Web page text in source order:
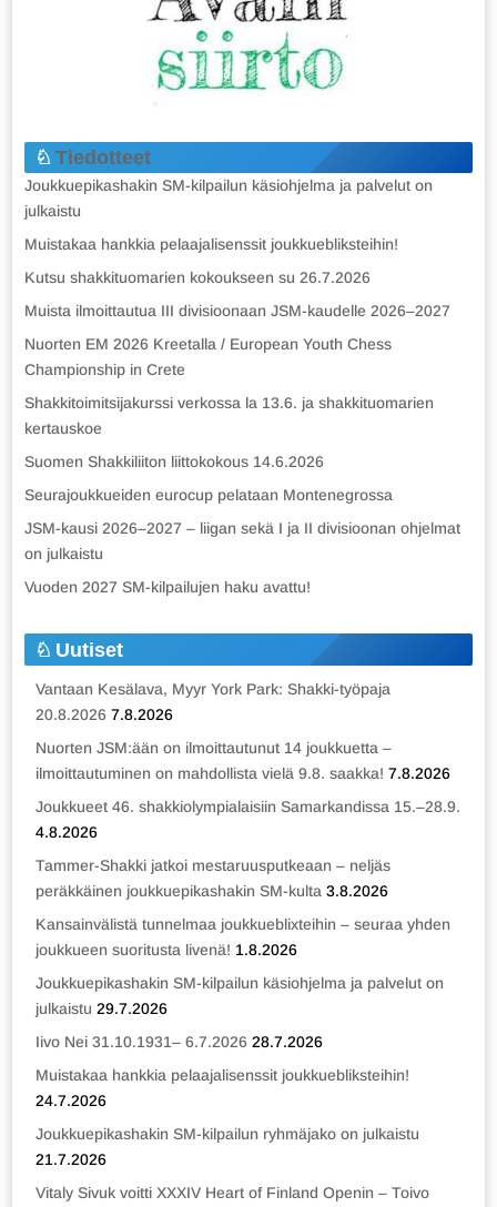
Tiedotteet
Joukkuepikashakin SM-kilpailun käsiohjelma ja palvelut on
julkaistu
Muistakaa hankkia pelaajalisenssit joukkuebliksteihin!
Kutsu shakkituomarien kokoukseen su 26.7.2026
Muista ilmoittautua III divisioonaan JSM-kaudelle 2026–2027
Nuorten EM 2026 Kreetalla / European Youth Chess
Championship in Crete
Shakkitoimitsijakurssi verkossa la 13.6. ja shakkituomarien
kertauskoe
Suomen Shakkiliiton liittokokous 14.6.2026
Seurajoukkueiden eurocup pelataan Montenegrossa
JSM-kausi 2026–2027 – liigan sekä I ja II divisioonan ohjelmat
on julkaistu
Vuoden 2027 SM-kilpailujen haku avattu!
Uutiset
Vantaan Kesälava, Myyr York Park: Shakki-työpaja
20.8.2026 7.8.2026
Nuorten JSM:ään on ilmoittautunut 14 joukkuetta –
ilmoittautuminen on mahdollista vielä 9.8. saakka! 7.8.2026
Joukkueet 46. shakkiolympialaisiin Samarkandissa 15.–28.9.
4.8.2026
Tammer-Shakki jatkoi mestaruusputkeaan – neljäs
peräkkäinen joukkuepikashakin SM-kulta 3.8.2026
Kansainvälistä tunnelmaa joukkueblixteihin – seuraa yhden
joukkueen suoritusta livenä! 1.8.2026
Joukkuepikashakin SM-kilpailun käsiohjelma ja palvelut on
julkaistu 29.7.2026
Iivo Nei 31.10.1931– 6.7.2026 28.7.2026
Muistakaa hankkia pelaajalisenssit joukkuebliksteihin!
24.7.2026
Joukkuepikashakin SM-kilpailun ryhmäjako on julkaistu
21.7.2026
Vitaly Sivuk voitti XXXIV Heart of Finland Openin – Toivo